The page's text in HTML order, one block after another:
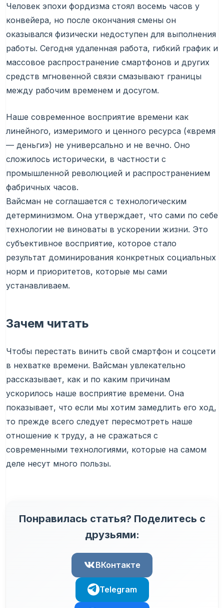
Человек эпохи фордизма стоял восемь часов у
конвейера, но после окончания смены он
оказывался физически недоступен для выполнения
работы. Сегодня удаленная работа, гибкий график и
массовое распространение смартфонов и других
средств мгновенной связи смазывают границы
между рабочим временем и досугом.
Наше современное восприятие времени как
линейного, измеримого и ценного ресурса («время
— деньги») не универсально и не вечно. Оно
сложилось исторически, в частности с
промышленной революцией и распространением
фабричных часов.
Вайсман не соглашается с технологическим
детерминизмом. Она утверждает, что сами по себе
технологии не виноваты в ускорении жизни. Это
субъективное восприятие, которое стало
результат доминирования конкретных социальных
норм и приоритетов, которые мы сами
устанавливаем.
Зачем читать
Чтобы перестать винить свой смартфон и соцсети
в нехватке времени. Вайсман увлекательно
рассказывает, как и по каким причинам
ускорилось наше восприятие времени. Она
показывает, что если мы хотим замедлить его ход,
то прежде всего следует пересмотреть наше
отношение к труду, а не сражаться с
современными технологиями, которые на самом
деле несут много пользы.
Понравилась статья? Поделитесь с
друзьями:
ВКонтакте
Telegram